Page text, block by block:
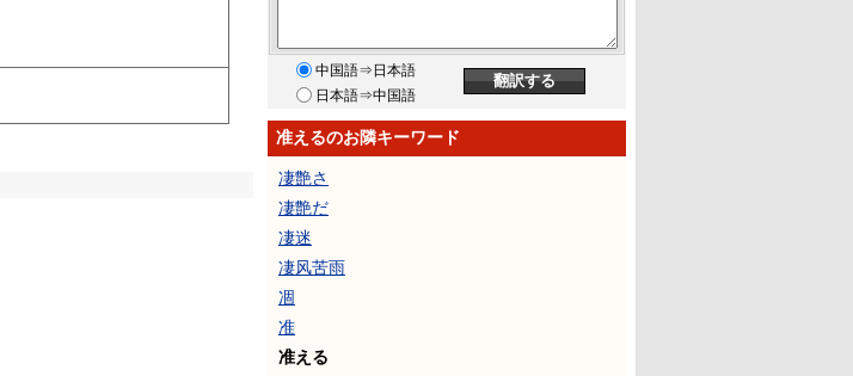
中国語⇒日本語
日本語⇒中国語
准えるのお隣キーワード
凄艶さ
凄艶だ
凄迷
凄风苦雨
凅
准
准える